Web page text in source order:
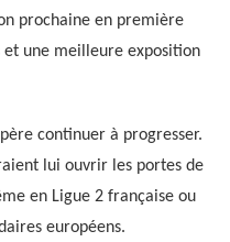
prochaine en première
une meilleure exposition
continuer à progresser.
lui ouvrir les portes de
en Ligue 2 française ou
européens.